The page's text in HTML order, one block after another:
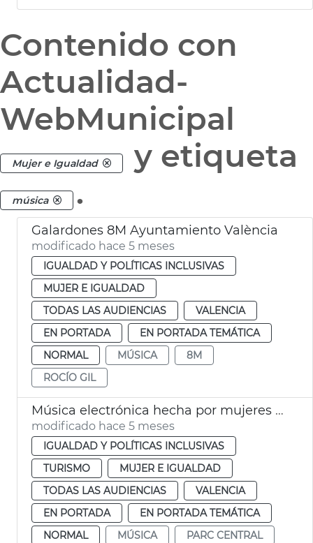
Contenido con
Actualidad-
WebMunicipal
Mujer e Igualdad y etiqueta
música .
Galardones 8M Ayuntamiento València
modificado hace 5 meses
IGUALDAD Y POLÍTICAS INCLUSIVAS
MUJER E IGUALDAD
TODAS LAS AUDIENCIAS
VALENCIA
EN PORTADA
EN PORTADA TEMÁTICA
NORMAL
MÚSICA
8M
ROCÍO GIL
Música electrónica hecha por mujeres València 8M
modificado hace 5 meses
IGUALDAD Y POLÍTICAS INCLUSIVAS
TURISMO
MUJER E IGUALDAD
TODAS LAS AUDIENCIAS
VALENCIA
EN PORTADA
EN PORTADA TEMÁTICA
NORMAL
MÚSICA
PARC CENTRAL